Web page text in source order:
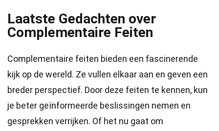
Laatste Gedachten over
Complementaire Feiten
Complementaire feiten bieden een fascinerende
kijk op de wereld. Ze vullen elkaar aan en geven een
breder perspectief. Door deze feiten te kennen, kun
je beter geïnformeerde beslissingen nemen en
gesprekken verrijken. Of het nu gaat om